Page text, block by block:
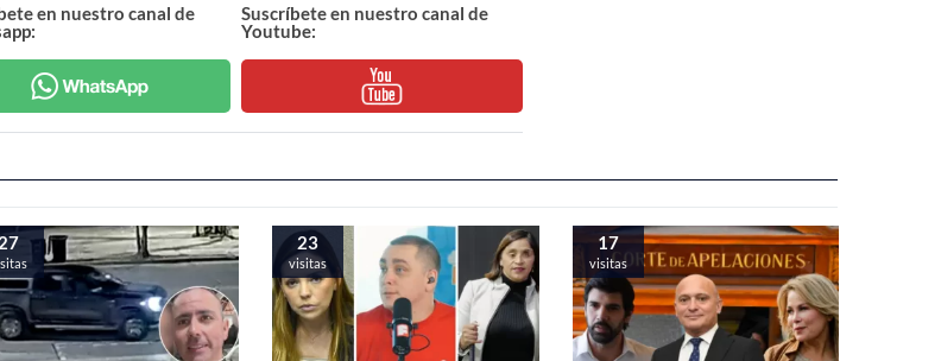
en nuestro canal de
Suscríbete en nuestro canal de
Youtube:
23
visitas
17
visitas